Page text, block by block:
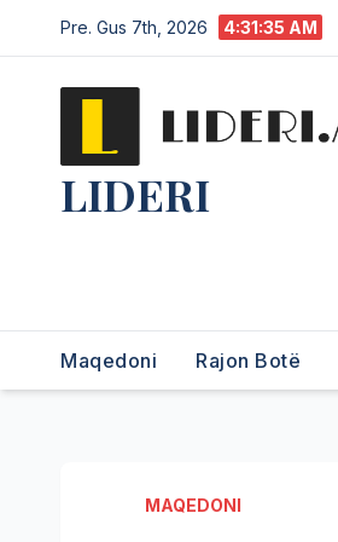
Pre. Gus 7th, 2026 4:31:36 AM
LIDERI
Maqedoni Rajon Botë
MAQEDONI